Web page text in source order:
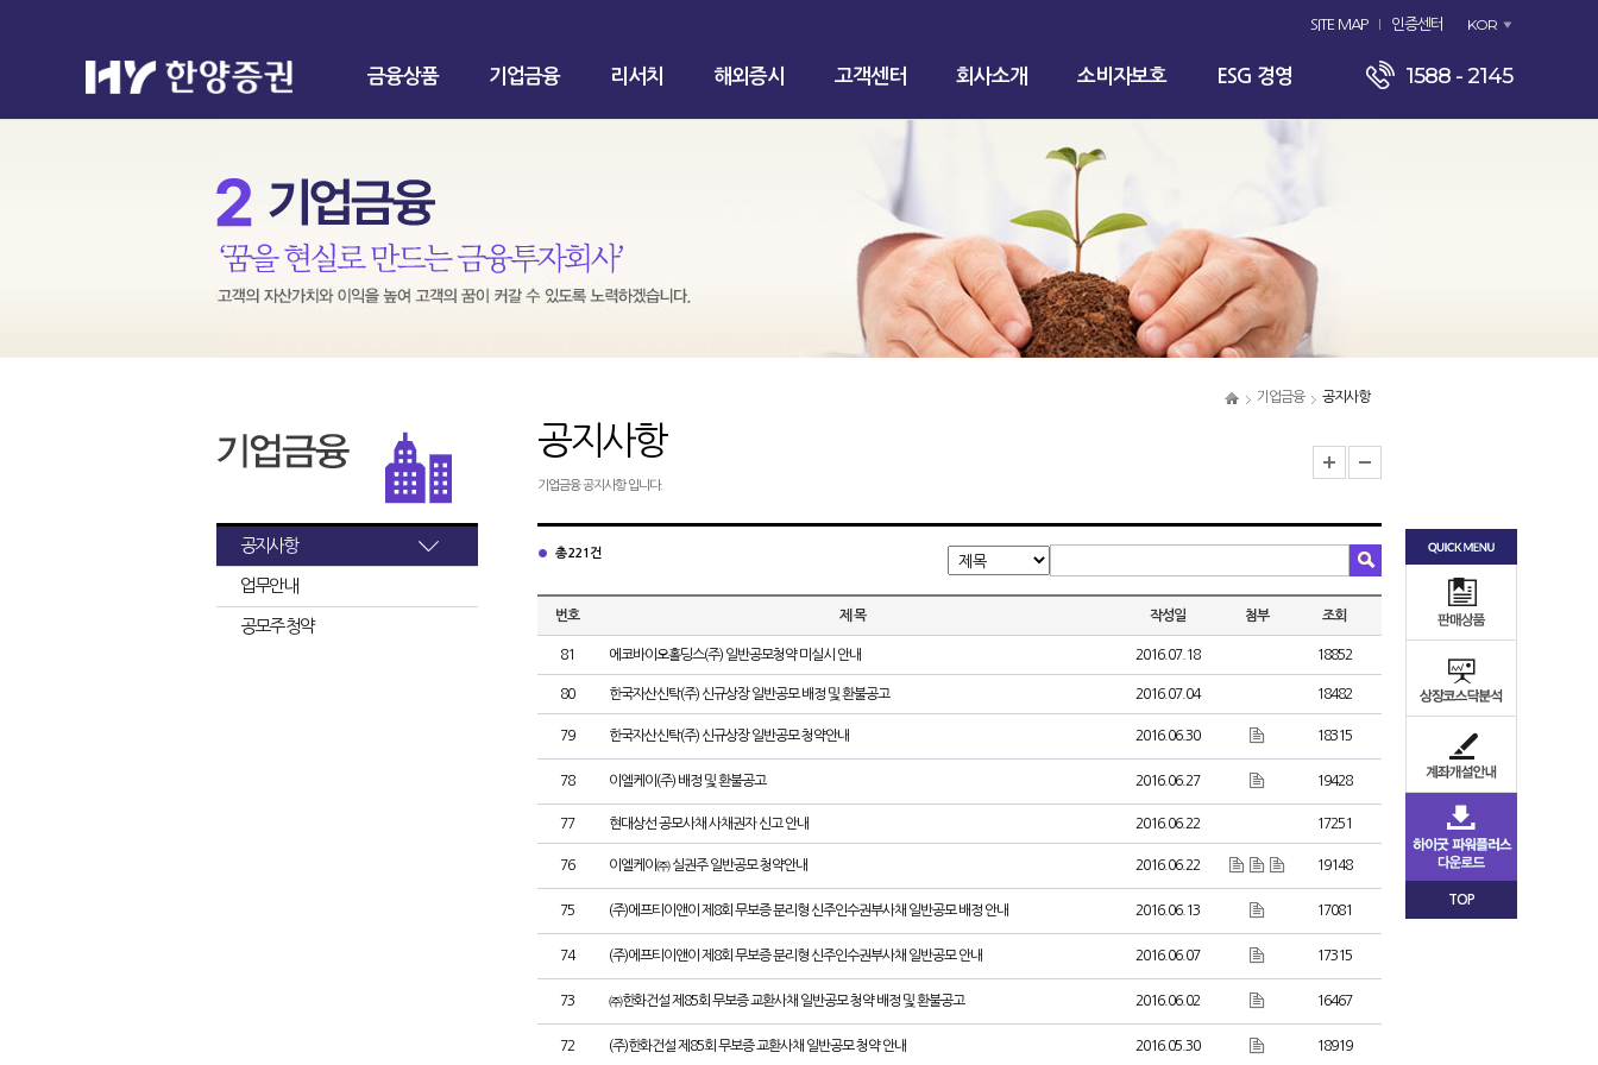
SITE MAP 인증센터 KOR
금융상품 기업금융 리서치 해외증시 고객센터 회사소개 소비자보호 ESG 경영 1588 - 2145
기업금융 공지사항
공지사항
업무안내
공모주 청약
공지사항
기업금융 공지사항 입니다.
총 221건
번호 제 목 작성일 첨부 조회
81 에코바이오홀딩스(주) 일반공모청약 미실시 안내 2016.07.18 18852
80 한국자산신탁(주) 신규상장 일반공모 배정 및 환불공고 2016.07.04 18482
79 한국자산신탁(주) 신규상장 일반공모 청약안내 2016.06.30 18315
78 이엘케이(주) 배정 및 환불공고 2016.06.27 19428
77 현대상선 공모사채 사채권자 신고 안내 2016.06.22 17251
76 이엘케이㈜ 실권주 일반공모 청약안내 2016.06.22 19148
75 (주)에프티이앤이 제8회 무보증 분리형 신주인수권부사채 일반공모 배정 안내 2016.06.13 17081
74 (주)에프티이앤이 제8회 무보증 분리형 신주인수권부사채 일반공모 안내 2016.06.07 17315
73 ㈜한화건설 제85회 무보증 교환사채 일반공모 청약 배정 및 환불공고 2016.06.02 16467
72 (주)한화건설 제85회 무보증 교환사채 일반공모 청약 안내 2016.05.30 18919
TOP